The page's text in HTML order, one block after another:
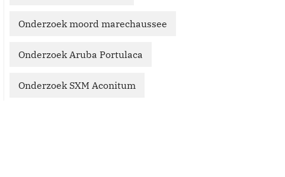
Onderzoek moord marechaussee
Onderzoek Aruba Portulaca
Onderzoek SXM Aconitum